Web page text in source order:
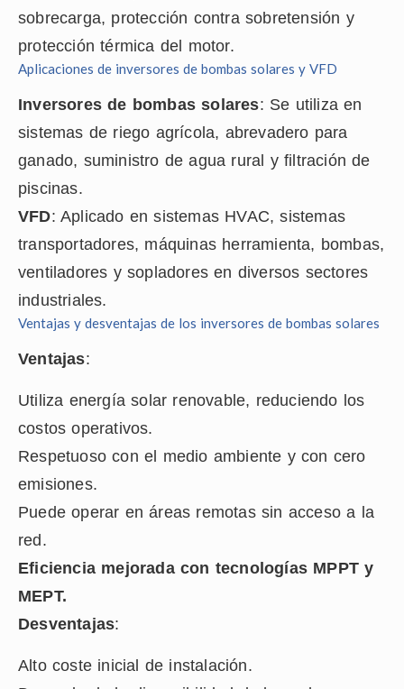
sobrecarga, protección contra sobretensión y
protección térmica del motor.
Aplicaciones de inversores de bombas solares y VFD
Inversores de bombas solares: Se utiliza en
sistemas de riego agrícola, abrevadero para
ganado, suministro de agua rural y filtración de
piscinas.
VFD: Aplicado en sistemas HVAC, sistemas
transportadores, máquinas herramienta, bombas,
ventiladores y sopladores en diversos sectores
industriales.
Ventajas y desventajas de los inversores de bombas solares
Ventajas:
Utiliza energía solar renovable, reduciendo los
costos operativos.
Respetuoso con el medio ambiente y con cero
emisiones.
Puede operar en áreas remotas sin acceso a la
red.
Eficiencia mejorada con tecnologías MPPT y
MEPT.
Desventajas:
Alto coste inicial de instalación.